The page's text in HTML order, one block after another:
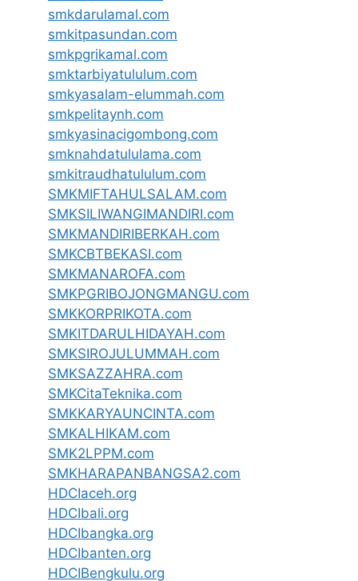
smkdarulamal.com
smkitpasundan.com
smkpgrikamal.com
smktarbiyatululum.com
smkyasalam-elummah.com
smkpelitaynh.com
smkyasinacigombong.com
smknahdatululama.com
smkitraudhatululum.com
SMKMIFTAHULSALAM.com
SMKSILIWANGIMANDIRI.com
SMKMANDIRIBERKAH.com
SMKCBTBEKASI.com
SMKMANAROFA.com
SMKPGRIBOJONGMANGU.com
SMKKORPRIKOTA.com
SMKITDARULHIDAYAH.com
SMKSIROJULUMMAH.com
SMKSAZZAHRA.com
SMKCitaTeknika.com
SMKKARYAUNCINTA.com
SMKALHIKAM.com
SMK2LPPM.com
SMKHARAPANBANGSA2.com
HDCIaceh.org
HDCIbali.org
HDCIbangka.org
HDCIbanten.org
HDCIBengkulu.org